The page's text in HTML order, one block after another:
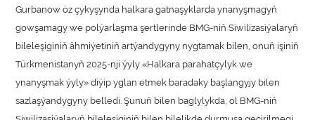
Gurbanow öz çykyşynda halkara gatnaşyklarda ynanyşmagyň
gowşamagy we polýarlaşma şertlerinde BMG-niň Siwilizasiýalaryň
bileleşiginiň ähmiýetiniň artýandygyny nygtamak bilen, onuň işiniň
Türkmenistanyň 2025-nji ýyly «Halkara parahatçylyk we
ynanyşmak ýyly» diýip yglan etmek baradaky başlangyjy bilen
sazlaşýandygyny belledi. Şunuň bilen baglylykda, ol BMG-niň